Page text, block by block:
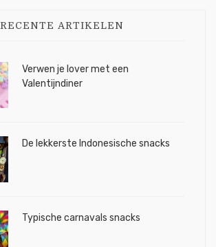
RECENTE ARTIKELEN
Verwen je lover met een
Valentijndiner
De lekkerste Indonesische snacks
Typische carnavals snacks